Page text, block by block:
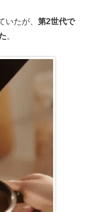
いたが、 第2世代で
。